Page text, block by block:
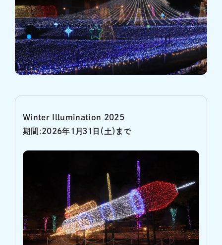
Winter Illumination 2025
期間 :2026年1月31日（土）まで